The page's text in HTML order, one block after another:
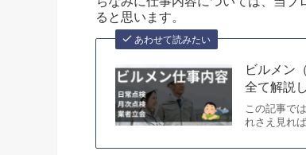
ると思います。
あわせて読みたい
ビルメン
全て解説
この記事で
れさえ見れ